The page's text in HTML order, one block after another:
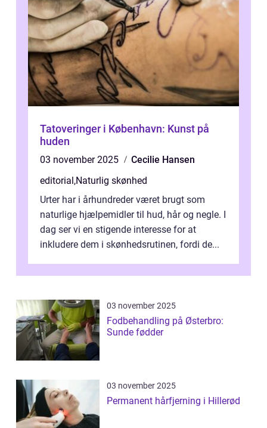
Tatoveringer i København: Kunst på
huden
03 november 2025
Cecilie Hansen
editorial ,Naturlig skønhed
Urter har i århundreder været brugt som
naturlige hjælpemidler til hud, hår og negle. I
dag ser vi en stigende interesse for at
inkludere dem i skønhedsrutinen, fordi de...
03 november 2025
Fodbehandling på Østerbro:
Sunde fødder
03 november 2025
Permanent hårfjerning i Hillerød